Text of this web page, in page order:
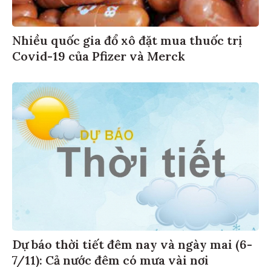
Nhiều quốc gia đổ xô đặt mua thuốc trị
Covid-19 của Pfizer và Merck
Dự báo thời tiết đêm nay và ngày mai (6-
7/11): Cả nước đêm có mưa vài nơi